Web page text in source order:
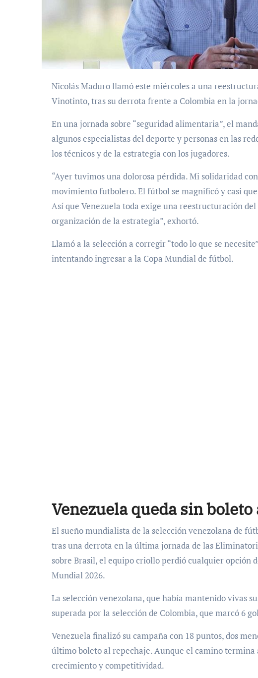
Nicolás Maduro llamó este miércoles a una reestructuración de la selección nacional de fútbol, la
Vinotinto, tras su derrota frente a Colombia en la
En una jornada sobre “seguridad alimentaria”, el
algunos especialistas del deporte y personas en las
los técnicos y de la estrategia con los jugadores.
“Ayer tuvimos una dolorosa pérdida. Mi solidaridad
movimiento futbolero. El fútbol se magnificó y casi
Así que Venezuela toda exige una reestructuración
organización de la estrategia”, exhortó.
Llamó a la selección a corregir “todo lo que se
intentando ingresar a la Copa Mundial de fútbol.
Venezuela queda sin
El sueño mundialista de la selección venezolana de
tras una derrota en la última jornada de las
sobre Brasil, el equipo criollo perdió cualquier opción
Mundial 2026.
La selección venezolana, que había mantenido vivas
superada por la selección de Colombia, que marcó 6
Venezuela finalizó su campaña con 18 puntos, dos
último boleto al repechaje. Aunque el camino termina
crecimiento y competitividad.